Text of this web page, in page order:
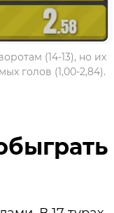
(14-13), но их
голов (1,00-2,84).